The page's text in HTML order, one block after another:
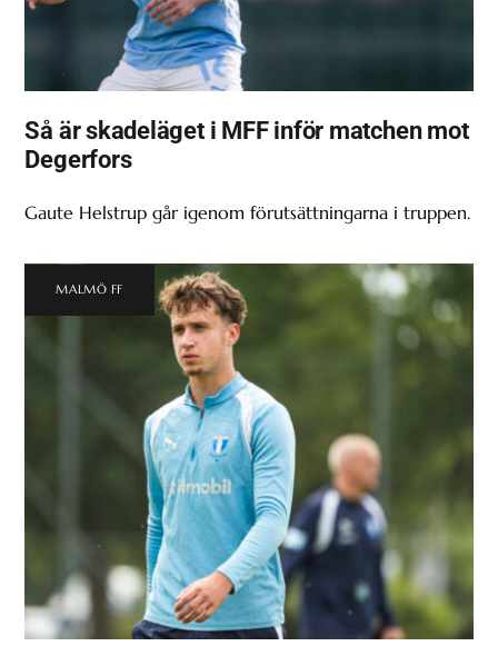
Så är skadeläget i MFF inför matchen mot
Degerfors
Gaute Helstrup går igenom förutsättningarna i truppen.
MALMÖ FF